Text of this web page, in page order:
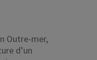
Outre-mer,
d’un